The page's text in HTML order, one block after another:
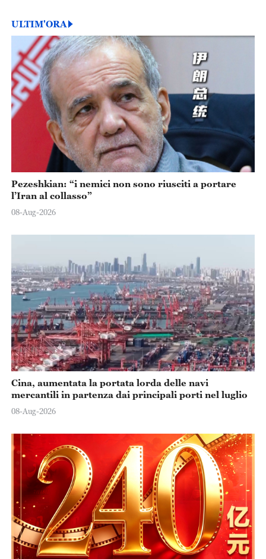
ULTIM'ORA
Pezeshkian: “i nemici non sono riusciti a portare
l’Iran al collasso”
08-Aug-2026
Cina, aumentata la portata lorda delle navi
mercantili in partenza dai principali porti nel luglio
08-Aug-2026